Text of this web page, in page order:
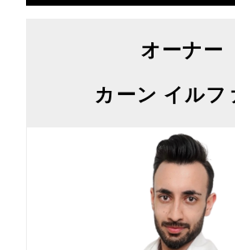
オーナー
カーン イルフ